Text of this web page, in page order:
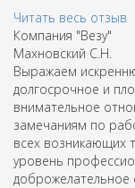
Читать весь отзыв
Компания "Везу"
Махновский С.Н.
Выражаем
долгосрочное и
внимательное
замечаниям по
всех возникающих
уровень
доброжелательное